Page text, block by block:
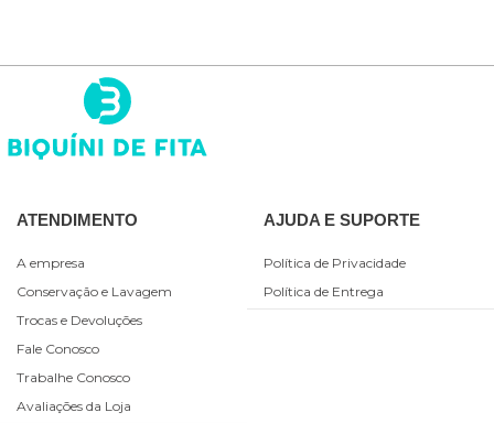
ATENDIMENTO
A empresa
Conservação e Lavagem
Trocas e Devoluções
Fale Conosco
Trabalhe Conosco
Avaliações da Loja
AJUDA E SUPORTE
Política de Privacidade
Política de Entrega